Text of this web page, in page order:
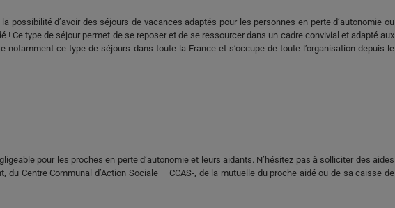
possibilité d’avoir des séjours de vacances adaptés pour les personnes en perte d’autonomie ou
Ce type de séjour permet de se reposer et de se ressourcer dans un cadre convivial et adapté aux
notamment ce type de séjours dans toute la France et s’occupe de toute l’organisation depuis le
pour les proches en perte d’autonomie et leurs aidants. N’hésitez pas à solliciter des aides
du Centre Communal d’Action Sociale – CCAS-, de la mutuelle du proche aidé ou de sa caisse de